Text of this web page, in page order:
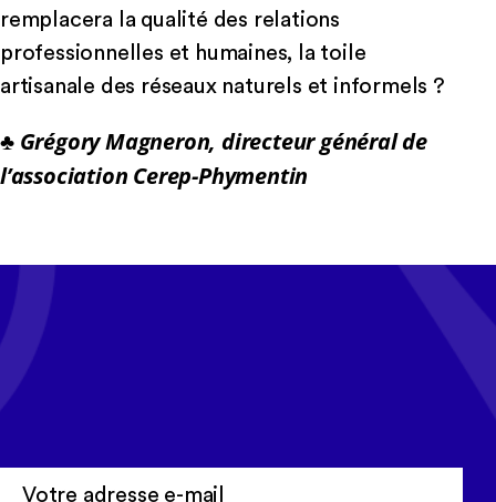
remplacera la qualité des relations
professionnelles et humaines, la toile
artisanale des réseaux naturels et informels ?
♣ Grégory Magneron, directeur général de
l’association Cerep-Phymentin
Tous les mois, recevez l'actualité